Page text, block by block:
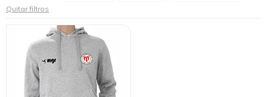
Quitar filtros